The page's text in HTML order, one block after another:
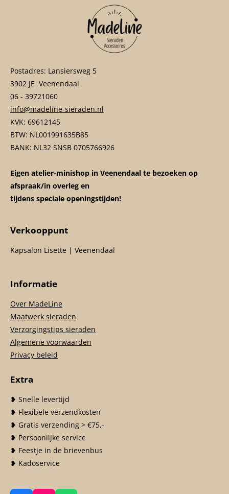
Postadres: Lansiersweg 5
3902 JE Veenendaal
06 - 39721060
info@madeline-sieraden.nl
KVK: 69612145
BTW: NL001991635B85
BANK: NL32 SNSB 0705766926
Eigen atelier-minishop in Veenendaal te bezoeken op
afspraak/in overleg en
tijdens speciale openingstijden!
Verkooppunt
Kapsalon Lisette | Veenendaal
Informatie
Over MadeLine
Maatwerk sieraden
Verzorgingstips sieraden
Algemene voorwaarden
Privacy beleid
Extra
❥ Snelle levertijd
❥ Flexibele verzendkosten
❥ Gratis verzending > €75,-
❥ Persoonlijke service
❥ Feestje in de brievenbus
❥ Kadoservice